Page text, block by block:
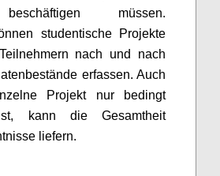
müssen.
studentische Projekte
nach und nach
erfassen. Auch
Projekt nur bedingt
kann die Gesamtheit
liefern.